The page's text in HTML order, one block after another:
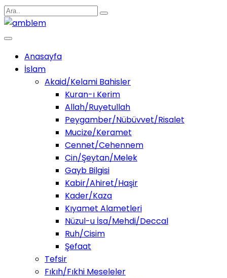
Anasayfa
İslam
Akaid/Kelami Bahisler
Kuran-ı Kerim
Allah/Ruyetullah
Peygamber/Nübüvvet/Risalet
Mucize/Keramet
Cennet/Cehennem
Cin/Şeytan/Melek
Gayb Bilgisi
Kabir/Ahiret/Haşir
Kader/Kaza
Kıyamet Alametleri
Nüzul-u İsa/Mehdi/Deccal
Ruh/Cisim
Şefaat
Tefsir
Fıkıh/Fıkhi Meseleler